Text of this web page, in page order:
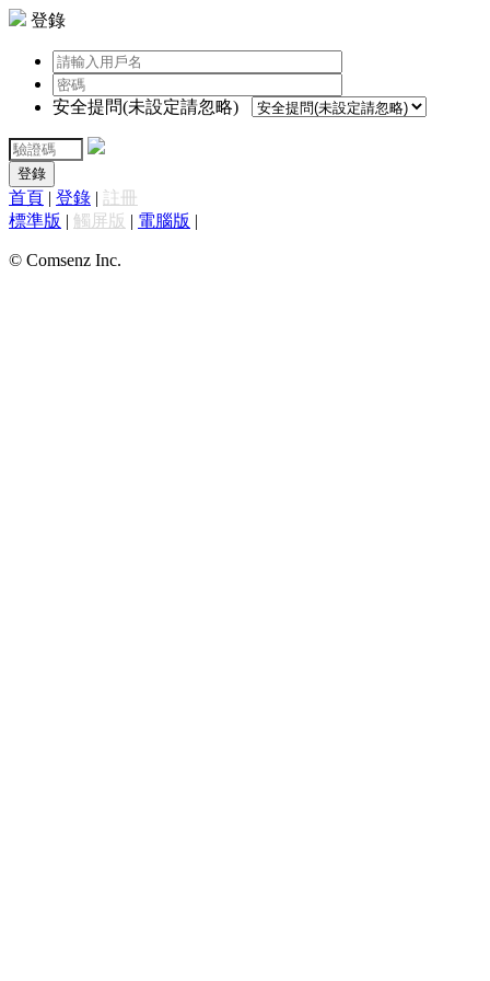
登錄
安全提問(未設定請忽略)
登錄
首頁 | 登錄 | 註冊
標準版 | 觸屏版 | 電腦版 |
© Comsenz Inc.